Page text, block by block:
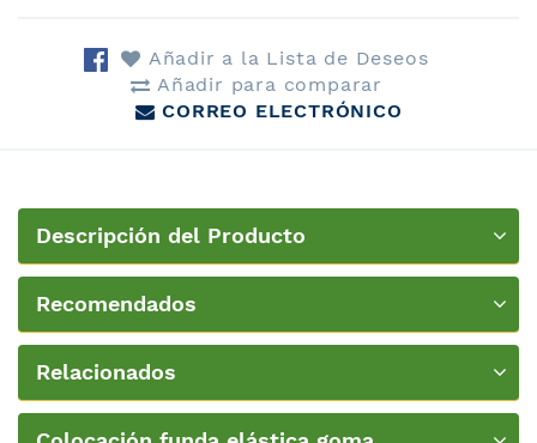
Añadir a la Lista de Deseos
Añadir para comparar
CORREO ELECTRÓNICO
Descripción del Producto
Recomendados
Relacionados